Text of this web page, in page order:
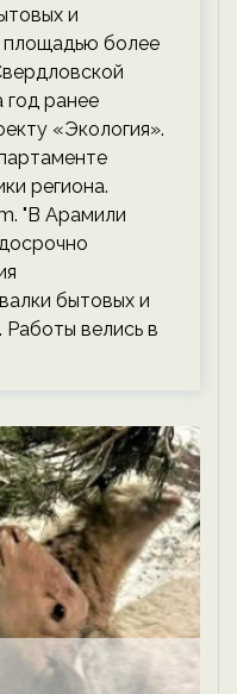
и
более
год ранее
«Экология».
региона.
"В Арамили
бытовых и
велись в